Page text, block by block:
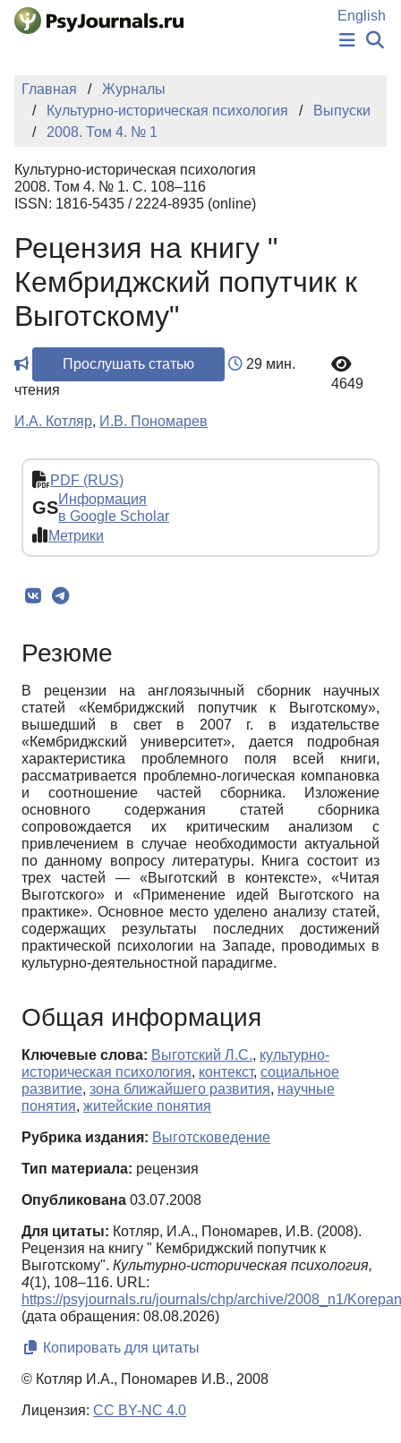
Перейти к основному содержанию
English
НОВОСТИ
КЛЮЧЕВЫЕ СЛОВА
Регистрация
Главная
Журналы
Культурно-историческая психология
Выпуски
2008. Том 4. № 1
Культурно-историческая психология
2008. Том 4. № 1. С. 108–116
ISSN: 1816-5435 / 2224-8935 (online)
Рецензия на книгу "
Кембриджский попутчик к
Выготскому"
Прослушать статью
29 мин.
чтения
4649
И.А. Котляр, И.В. Пономарев
PDF (RUS)
GSИнформация
в Google Scholar
Метрики
Резюме
В рецензии на англоязычный сборник научных
статей «Кембриджский попутчик к Выготскому»,
вышедший в свет в 2007 г. в издательстве
«Кембриджский университет», дается подробная
характеристика проблемного поля всей книги,
рассматривается проблемно-логическая компановка
и соотношение частей сборника. Изложение
основного содержания статей сборника
сопровождается их критическим анализом с
привлечением в случае необходимости актуальной
по данному вопросу литературы. Книга состоит из
трех частей — «Выготский в контексте», «Читая
Выготского» и «Применение идей Выготского на
практике». Основное место уделено анализу статей,
содержащих результаты последних достижений
практической психологии на Западе, проводимых в
культурно-деятельностной парадигме.
Общая информация
Ключевые слова: Выготский Л.С., культурно-
историческая психология, контекст, социальное
развитие, зона ближайшего развития, научные
понятия, житейские понятия
Рубрика издания: Выготсковедение
Тип материала: рецензия
Опубликована 03.07.2008
Для цитаты: Котляр, И.А., Пономарев, И.В. (2008).
Рецензия на книгу " Кембриджский попутчик к
Выготскому". Культурно-историческая психология,
4(1), 108–116. URL:
https://psyjournals.ru/journals/chp/archive/2008_n1/
(дата обращения: 08.08.2026)
Копировать для цитаты
© Котляр И.А., Пономарев И.В., 2008
Лицензия: CC BY-NC 4.0